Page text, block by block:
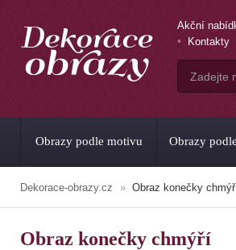
Akční
Kontakty
Obrazy podle motivu Obrazy
Dekorace-obrazy.cz Obraz konečky
Obraz konečky chmýří